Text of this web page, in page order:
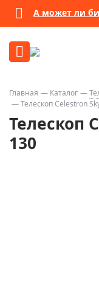
А может ли
Главная Каталог
Телескоп Celestron
Телескоп
130